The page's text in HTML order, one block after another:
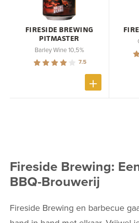
FIRESIDE BREWING
PITMASTER
Barley Wine 10,5%
7.5
Fireside Brewing:
BBQ-Brouwerij
Fireside Brewing en barbecue